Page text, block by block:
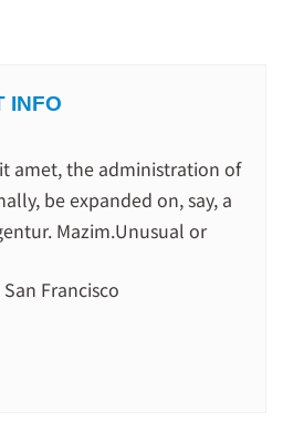
INFO
amet, the administration of
be expanded on, say, a
Mazim.Unusual or
Francisco